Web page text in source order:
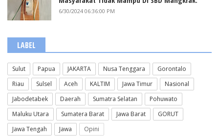
6/30/2024 06:36:00 PM
LABEL
Sulut Papua JAKARTA Nusa Tenggara
Gorontalo
Riau
Sulsel Aceh KALTIM Jawa Timur
Nasional
Jabodetabek
Daerah Sumatra Selatan
Pohuwato
Maluku Utara
Sumatera Barat Jawa Barat
GORUT
Jawa Tengah
Jawa Opini